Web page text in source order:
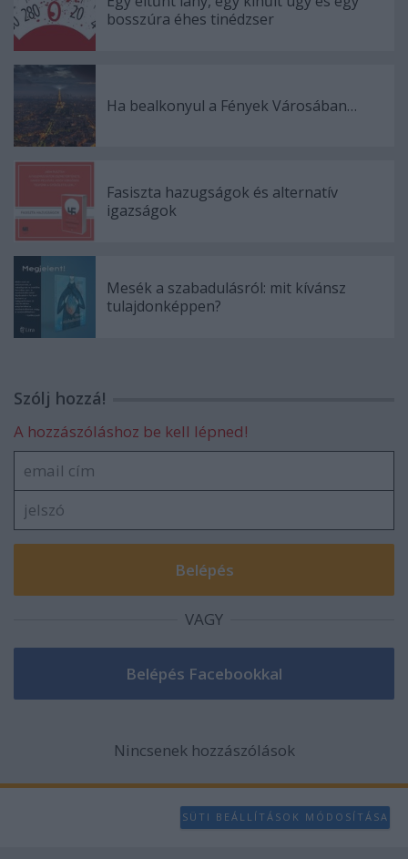
bosszúra éhes tinédzser
Ha bealkonyul a Fények Városában…
Fasiszta hazugságok és alternatív
igazságok
Mesék a szabadulásról: mit kívánsz
tulajdonképpen?
Szólj hozzá!
A hozzászóláshoz be kell lépned!
VAGY
Nincsenek hozzászólások
SÜTI BEÁLLÍTÁSOK MÓDOSÍTÁSA